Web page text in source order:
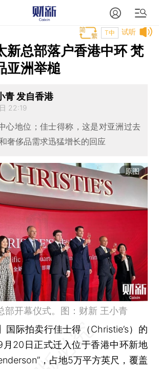
试听
T中
新总部落户香港中环 梵
亚洲举槌
青 发自香港
22:19
心地位；佳士得称，这是对亚洲过去
奢侈品需求迅猛增长的回应
原图
部开幕仪式。图：财新 王小青
国际拍卖行佳士得（Christie’s）的
月20日正式迁入位于香港中环新地
，占地5万平方英尺，覆盖